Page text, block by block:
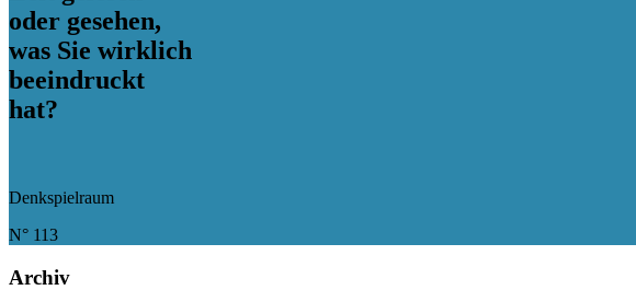
oder gesehen,
was Sie wirklich
beeindruckt
hat?
Denkspielraum
N° 113
Archiv